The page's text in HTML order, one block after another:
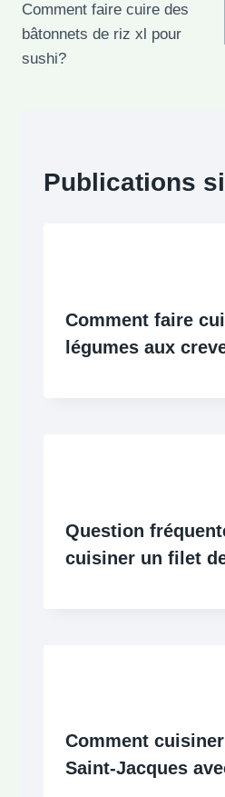
de
l’article
Comment faire cuire des
bâtonnets de riz xl pour
sushi?
Publications
Comment faire
légumes aux
Question
cuisiner un filet
Comment
Saint-Jacques